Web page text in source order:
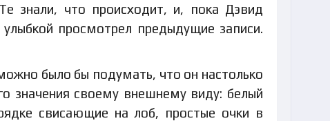
знали, что происходит, и, пока Дэвид
просмотрел предыдущие записи.
было бы подумать, что он настолько
значения своему внешнему виду: белый
свисающие на лоб, простые очки в